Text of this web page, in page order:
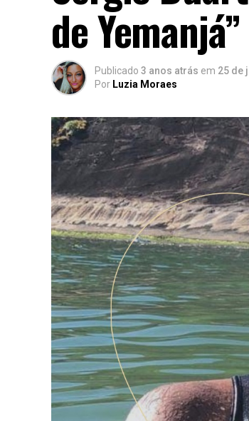
de Yemanjá”
Publicado 3 anos atrás em 25 de
Por Luzia Moraes